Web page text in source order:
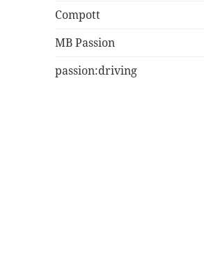
Compott
MB Passion
passion:driving